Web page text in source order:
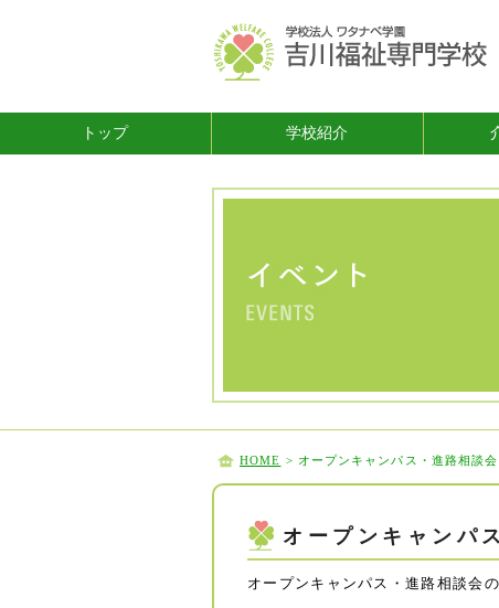
トップ 学校紹介
HOME > オープンキャンパス・進路相談会
オープンキャンパ
オープンキャンパス・進路相談会